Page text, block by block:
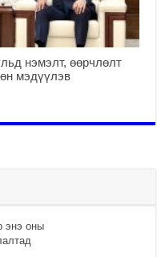
нэмэлт, өөрчлөлт
мэдүүлэв
энэ оны